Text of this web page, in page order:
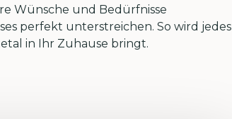
Wünsche und Bedürfnisse
perfekt unterstreichen. So wird jedes
in Ihr Zuhause bringt.